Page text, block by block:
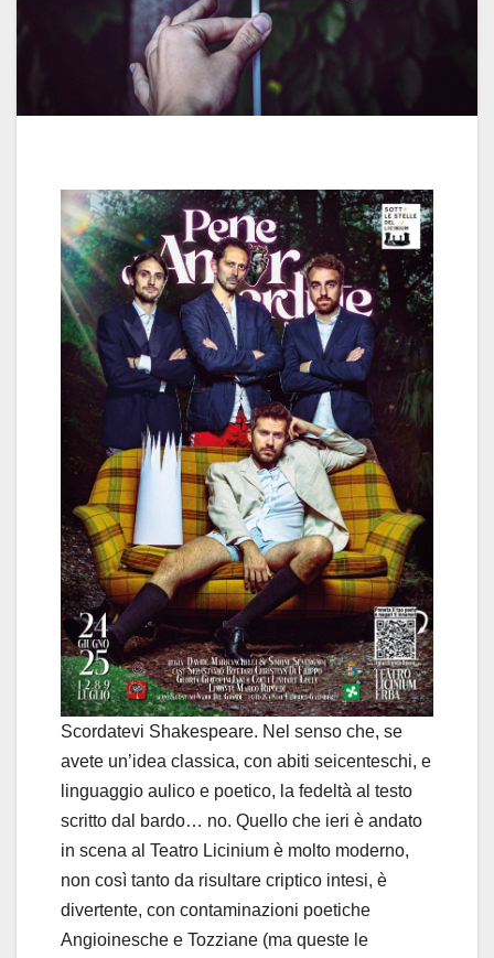
Scordatevi Shakespeare. Nel senso che, se
avete un’idea classica, con abiti seicenteschi, e
linguaggio aulico e poetico, la fedeltà al testo
scritto dal bardo… no. Quello che ieri è andato
in scena al Teatro Licinium è molto moderno,
non così tanto da risultare criptico intesi, è
divertente, con contaminazioni poetiche
Angioinesche e Tozziane (ma queste le